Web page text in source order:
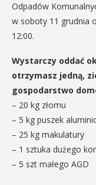
Odpadów
w soboty 11 grudnia
12:00.
Wystarczy oddać
otrzymasz jedną,
gospodarstwo
– 20 kg złomu
– 5 kg puszek
– 25 kg makulatury
– 1 sztuka dużego
– 5 szt małego AGD